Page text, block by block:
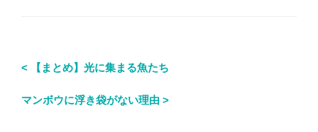
< 【まとめ】光に集まる魚たち
マンボウに浮き袋がない理由 >